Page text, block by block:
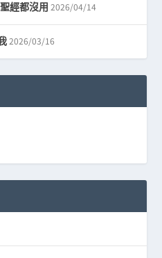
經都沒用 2026/04/14
2026/03/16